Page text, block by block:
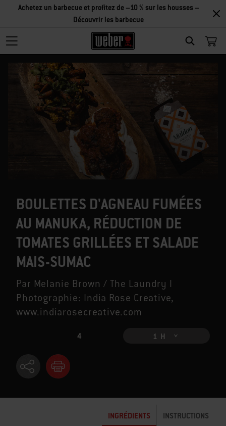
SEARCH
Achetez un barbecue et profitez de –10 % sur les housses –
Découvrir les barbecue
BOULETTES D'AGNEAU FUMÉES
AU MANUKA, RÉDUCTION DE
TOMATES GRILLÉES ET SALADE
MAIS-SUMAC
Par Melanie Brown / The Laundry I
Photographie: India Rose Creative,
www.indiarosecreative.com
4 1 H
INGRÉDIENTS INSTRUCTIONS